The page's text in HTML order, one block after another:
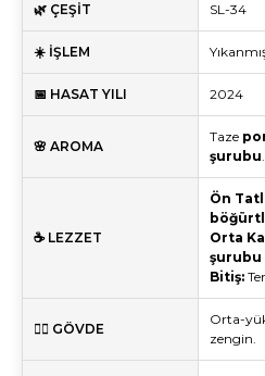
🌿 ÇEŞİT SL-34
☀️ İŞLEM
📅 HASAT YILI 2024
🌸 AROMA
Taze
şurubu.
☕ LEZZET
Ön
Orta
şurubu
Bitiş:
🏋️‍♂️ GÖVDE
Orta-
zengin.